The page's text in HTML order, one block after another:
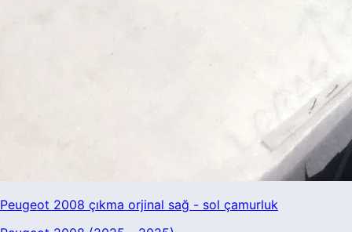
Peugeot 2008 çıkma orjinal sağ - sol çamurluk